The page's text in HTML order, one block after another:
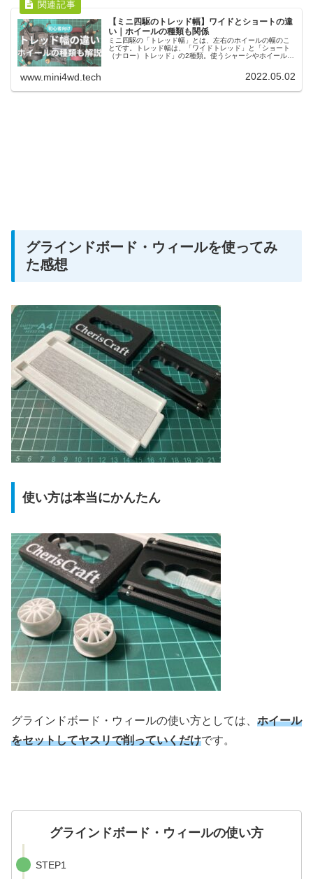
【ミニ四駆のトレッド幅】ワイドとショートの違
い｜ホイールの種類も関係
ミニ四駆の「トレッド幅」とは、左右のホイールの幅のこ
とです。トレッド幅は、「ワイドトレッド」と「ショート
（ナロー）トレッド」の2種類。使うシャーシやホイールの
www.mini4wd.tech 2022.05.02
グラインドボード・ウィールを使ってみ
た感想
使い方は本当にかんたん
グラインドボード・ウィールの使い方としては、 ホイール
をセットしてヤスリで削っていくだけです。
グラインドボード・ウィールの使い方
STEP1